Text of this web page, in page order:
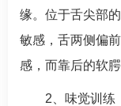
缘。位于舌尖部
敏感，舌两侧偏
感，而靠后的软
2、味觉训练